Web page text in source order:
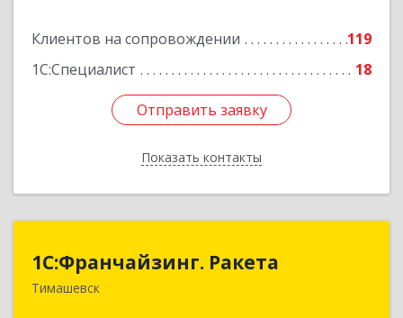
Клиентов на сопровождении
119
1С:Специалист
18
Отправить заявку
Показать контакты
Отправить заявку
Назад
1С:Франчайзинг. Ракета
Тимашевск
1С:Франчайзинг. Ракета
Краснодарский край, Тимашевский р-н,